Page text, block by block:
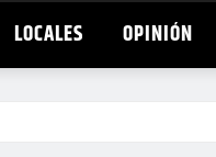
LOCALES OPINIÓN